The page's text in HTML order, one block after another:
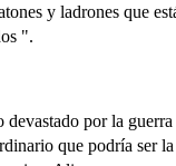
y ladrones que
".
por la
que podría ser